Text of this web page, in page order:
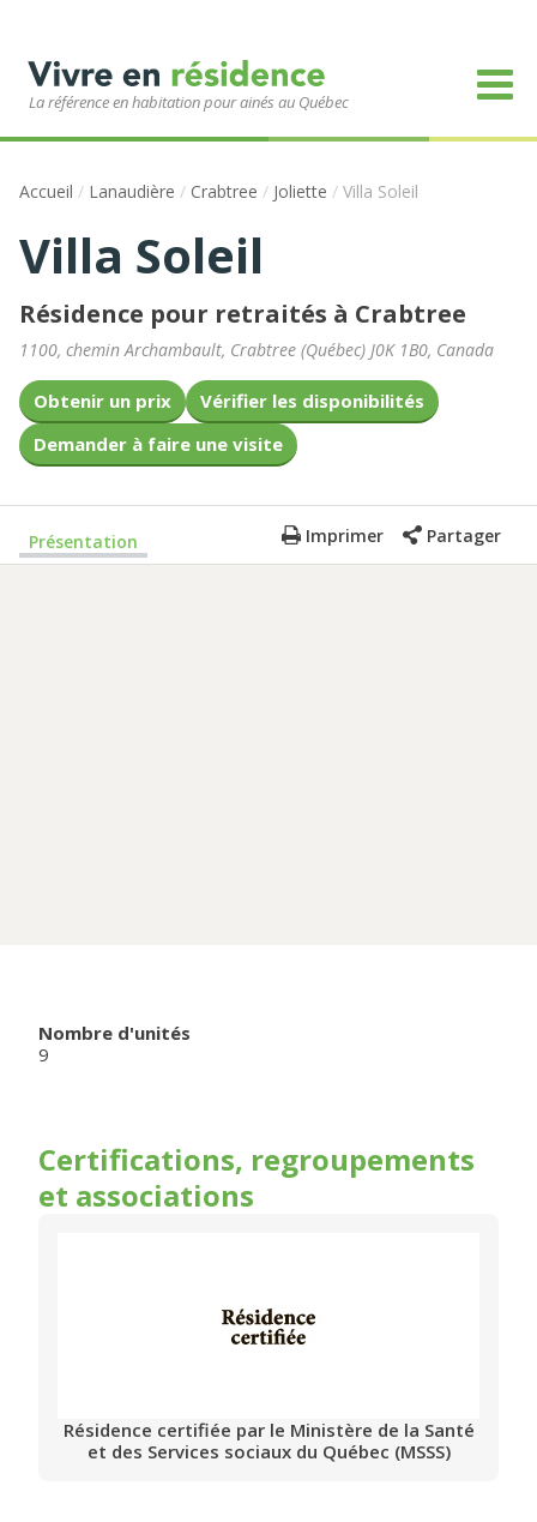
La référence en habitation pour ainés au Québec
Accueil / Lanaudière / Crabtree / Joliette / Villa Soleil
Villa Soleil
Résidence pour retraités à Crabtree
1100, chemin Archambault, Crabtree (Québec) J0K 1B0, Canada
Obtenir un prix
Vérifier les disponibilités
Demander à faire une visite
Présentation Imprimer Partager
Nombre d'unités
9
Certifications, regroupements
et associations
Résidence certifiée par le Ministère de la Santé
et des Services sociaux du Québec (MSSS)